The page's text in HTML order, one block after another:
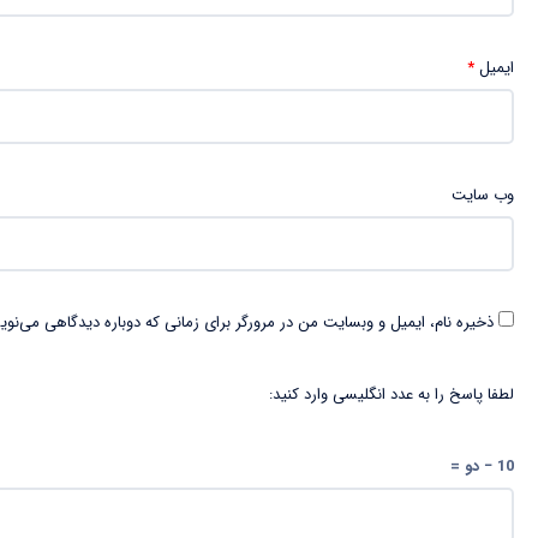
ایمیل*
وب‌ سایت
ذخیره نام، ایمیل و وبسایت من در مرورگر برای زمانی که دوباره دیدگاهی
لطفا پاسخ را به عدد انگلیسی وارد کنید:
10 − دو =